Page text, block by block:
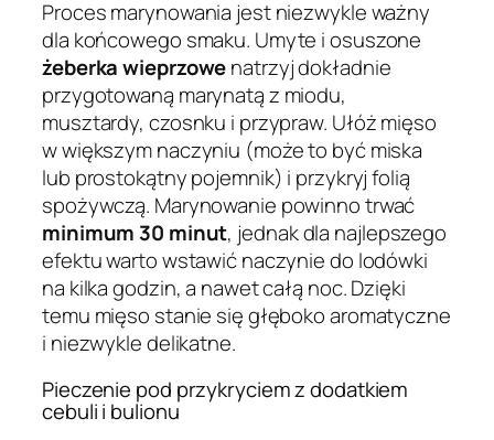
Proces marynowania jest niezwykle ważny
dla końcowego smaku. Umyte i osuszone
żeberka wieprzowenatrzyj dokładnie
przygotowaną marynatą z miodu,
musztardy, czosnku i przypraw. Ułóż mięso
w większym naczyniu (może to być miska
lub prostokątny pojemnik) i przykryj folią
spożywczą. Marynowanie powinno trwać
minimum 30 minut, jednak dla najlepszego
efektu warto wstawić naczynie do lodówki
na kilka godzin, a nawet całą noc. Dzięki
temu mięso stanie się głęboko aromatyczne
i niezwykle delikatne.
Pieczenie pod przykryciem z dodatkiem
cebuli i bulionu